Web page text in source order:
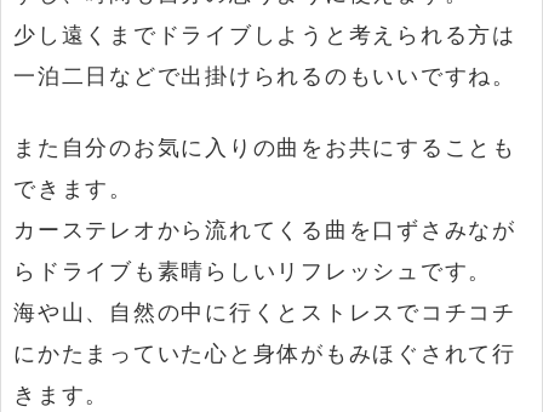
少し遠くまでドライブしようと考えられる方は
一泊二日などで出掛けられるのもいいですね。
また自分のお気に入りの曲をお共にすることも
できます。
カーステレオから流れてくる曲を口ずさみなが
らドライブも素晴らしいリフレッシュです。
海や山、自然の中に行くとストレスでコチコチ
にかたまっていた心と身体がもみほぐされて行
きます。